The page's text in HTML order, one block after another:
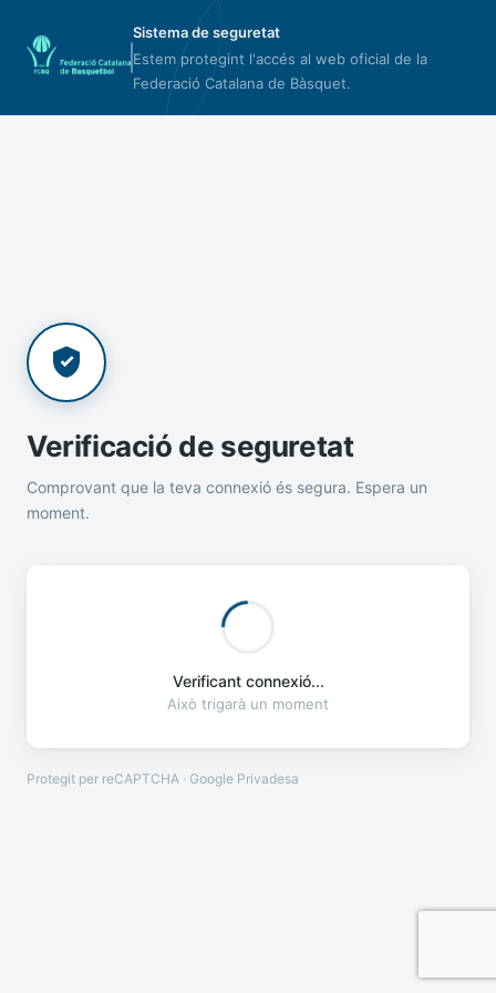
Sistema de seguretat
Estem protegint l'accés al web oficial de la
Federació Catalana de Bàsquet.
Verificació de seguretat
Comprovant que la teva connexió és segura. Espera un
moment.
Verificant connexió...
Això trigarà un moment
Protegit per reCAPTCHA · Google Privadesa